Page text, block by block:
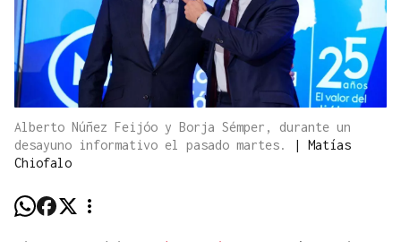
Alberto Núñez Feijóo y Borja Sémper, durante un
desayuno informativo el pasado martes.
| Matías
Chiofalo